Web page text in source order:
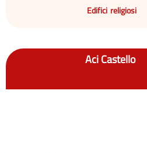
Edifici religiosi
Aci Castello